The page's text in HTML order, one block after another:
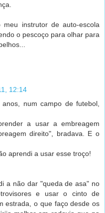
instrutor de auto-escola
o pescoço para olhar para
12:14
num campo de futebol,
a usar a embreagem
direito", bradava. E o
aprendi a usar esse troço!
a não dar "queda de asa" no
e usar o cinto de
estrada, o que faço desde os